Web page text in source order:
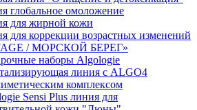
глобальное омоложение
для жирной кожи
для коррекции возрастных изменений
/ МОРСКОЙ БЕРЕГ»
наборы Algologie
линия с ALGO4
комплексом
Sensi Plus линия для